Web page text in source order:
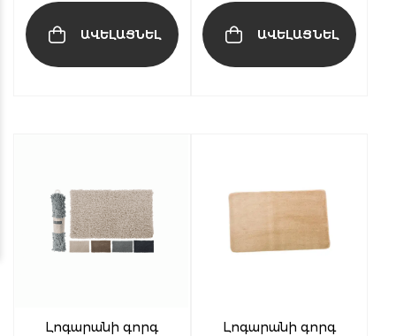
ԱՎԵԼԱՑՆԵԼ ԱՎԵԼԱՑՆԵԼ
Լոգարանի գորգ Լոգարանի գորգ